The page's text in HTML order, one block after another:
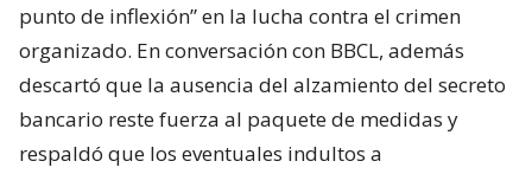
punto de inflexión” en la lucha contra el crimen
organizado. En conversación con BBCL, además
descartó que la ausencia del alzamiento del secreto
bancario reste fuerza al paquete de medidas y
respaldó que los eventuales indultos a